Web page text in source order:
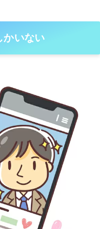
かいない